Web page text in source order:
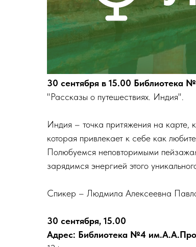
30 сентября в 15.00 Библиотека
"Рассказы о путешествиях. Индия".
Индия – точка притяжения на карте,
которая привлекает к себе как
Полюбуемся неповторимыми
зарядимся энергией этого
Спикер – Людмила Алексеевна
30 сентября, 15.00
Адрес: Библиотека №4